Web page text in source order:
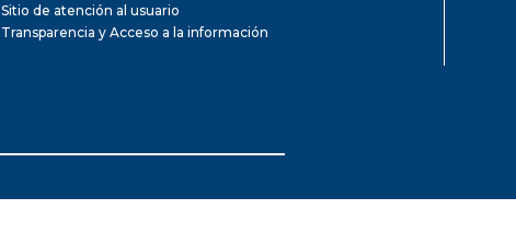
Sitio de atención al usuario
Transparencia y Acceso a la información